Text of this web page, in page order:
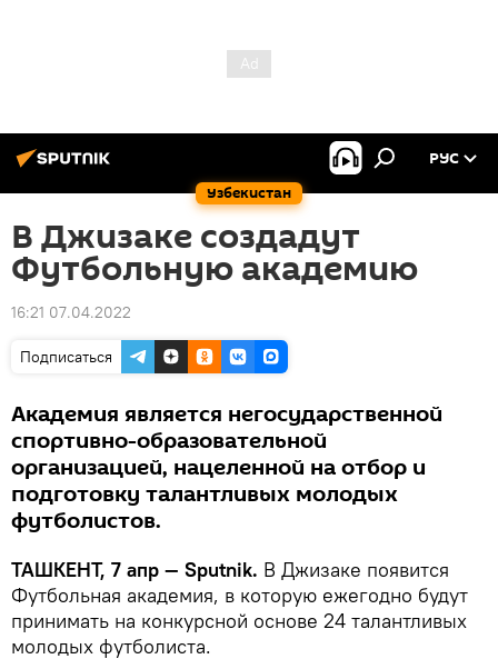
Узбекистан
РУС
В Джизаке создадут
Футбольную академию
16:21 07.04.2022
Подписаться
Академия является негосударственной
спортивно-образовательной
организацией, нацеленной на отбор и
подготовку талантливых молодых
футболистов.
ТАШКЕНТ, 7 апр — Sputnik. В Джизаке появится
Футбольная академия, в которую ежегодно будут
принимать на конкурсной основе 24 талантливых
молодых футболиста.